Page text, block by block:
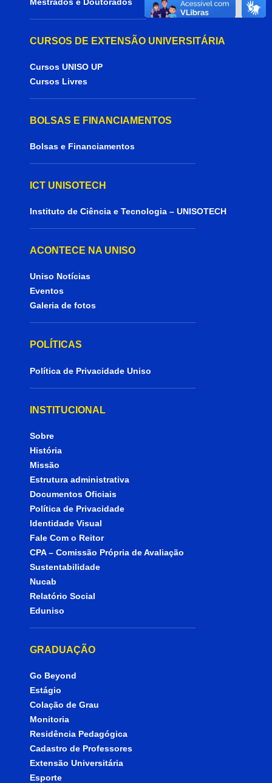
CURSOS DE EXTENSÃO UNIVERSITÁRIA
Cursos UNISO UP
Cursos Livres
BOLSAS E FINANCIAMENTOS
Bolsas e Financiamentos
ICT UNISOTECH
Instituto de Ciência e Tecnologia – UNISOTECH
ACONTECE NA UNISO
Uniso Notícias
Eventos
Galeria de fotos
POLÍTICAS
Política de Privacidade Uniso
INSTITUCIONAL
Sobre
História
Missão
Estrutura administrativa
Documentos Oficiais
Política de Privacidade
Identidade Visual
Fale Com o Reitor
CPA – Comissão Própria de Avaliação
Sustentabilidade
Nucab
Relatório Social
Eduniso
GRADUAÇÃO
Go Beyond
Estágio
Colação de Grau
Monitoria
Residência Pedagógica
Cadastro de Professores
Extensão Universitária
Esporte